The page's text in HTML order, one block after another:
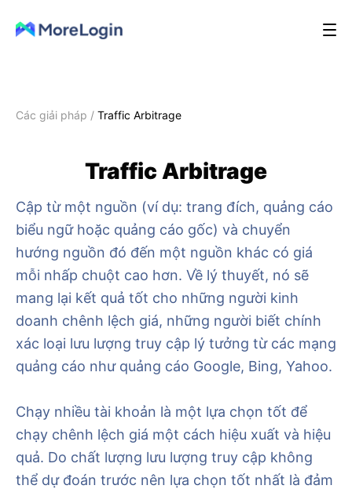
Các giải pháp / Traffic Arbitrage
Traffic Arbitrage
Cập từ một nguồn (ví dụ: trang đích, quảng cáo
biểu ngữ hoặc quảng cáo gốc) và chuyển
hướng nguồn đó đến một nguồn khác có giá
mỗi nhấp chuột cao hơn. Về lý thuyết, nó sẽ
mang lại kết quả tốt cho những người kinh
doanh chênh lệch giá, những người biết chính
xác loại lưu lượng truy cập lý tưởng từ các mạng
quảng cáo như quảng cáo Google, Bing, Yahoo.
Chạy nhiều tài khoản là một lựa chọn tốt để
chạy chênh lệch giá một cách hiệu xuất và hiệu
quả. Do chất lượng lưu lượng truy cập không
thể dự đoán trước nên lựa chọn tốt nhất là đảm